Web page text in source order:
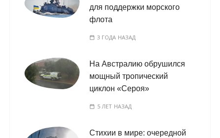
для поддержки морского
флота
3 ГОДА НАЗАД
На Австралию обрушился
мощный тропический
циклон «Сероя»
5 ЛЕТ НАЗАД
Стихии в мире: очередной